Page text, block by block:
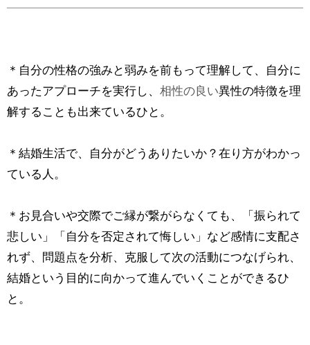
＊自分の性格の強みと弱みを前もって理解して、自分に
あったアプローチを実行し、 相性の良い異性の特徴を理
解することも出来ているひと。
＊結婚生活で、自分がどうありたいか？在り方がわかっ
ている人。
＊お見合いや交際でご縁が繋がらなくても、「振られて
悲しい」「自分を否定されて悔しい」など感情に支配さ
れず、問題点を分析、克服して次の活動につなげられ、
結婚という目的に向かって進んでいくことができるひ
と。